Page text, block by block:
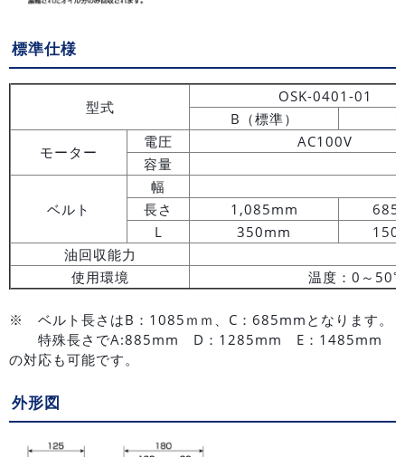
標準仕様
型式
OSK-0401-01
B（標準）
モーター
電圧
AC100V
容量
ベルト
幅
長さ
1,085mm
L
350mm
油回収能力
使用環境
温度：0～
※ ベルト長さはB：1085ｍｍ、C：685mmとなります。
特殊長さでA:885mm D：1285mm E：1485mm
の対応も可能です。
外形図